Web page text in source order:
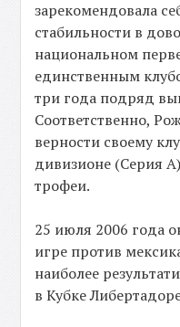
зарекомендовала
стабильности в
национальном
единственным
три года подряд
Соответственно,
верности своему
дивизионе (Серия
трофеи.
25 июля 2006 года
игре против
наиболее
в Кубке